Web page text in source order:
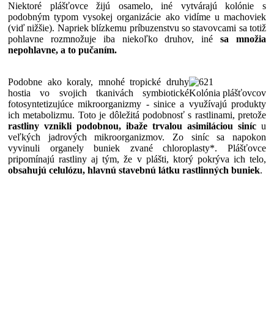
Niektoré plášťovce žijú osamelo, iné vytvárajú kolónie s
podobným typom vysokej organizácie ako vidíme u machoviek
(viď nižšie). Napriek blízkemu príbuzenstvu so stavovcami sa totiž
pohlavne rozmnožuje iba niekoľko druhov, inésa množia
nepohlavne, a to pučaním.
Kolónia plášťovcov
Podobne ako koraly, mnohé tropické druhy
hostia vo svojich tkanivách symbiotické
fotosyntetizujúce mikroorganizmy - sinice a využívajú produkty
ich metabolizmu. Toto je dôležitá podobnosť s rastlinami, pretože
rastliny vznikli podobnou, ibaže trvalou asimiláciou siníc u
veľkých jadrových mikroorganizmov. Zo siníc sa napokon
vyvinuli organely buniek zvané chloroplasty*. Plášťovce
pripomínajú rastliny aj tým, že v plášti, ktorý pokrýva ich telo,
obsahujú celulózu, hlavnú stavebnú látku rastlinných buniek.